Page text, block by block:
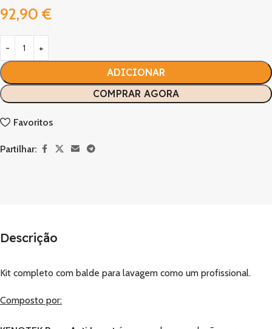
92,90 €
ADICIONAR
COMPRAR AGORA
Favoritos
Partilhar:
Descrição
Kit completo com balde para lavagem como um profissional.
Composto por: